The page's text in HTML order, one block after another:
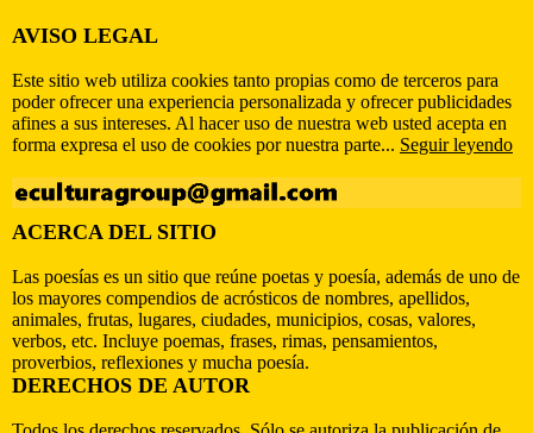
AVISO LEGAL
Este sitio web utiliza cookies tanto propias como de terceros para
poder ofrecer una experiencia personalizada y ofrecer publicidades
afines a sus intereses. Al hacer uso de nuestra web usted acepta en
forma expresa el uso de cookies por nuestra parte... Seguir leyendo
ACERCA DEL SITIO
Las poesías es un sitio que reúne poetas y poesía, además de uno de
los mayores compendios de acrósticos de nombres, apellidos,
animales, frutas, lugares, ciudades, municipios, cosas, valores,
verbos, etc. Incluye poemas, frases, rimas, pensamientos,
proverbios, reflexiones y mucha poesía.
DERECHOS DE AUTOR